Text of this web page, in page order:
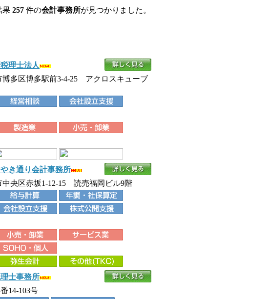
果 257 件の会計事務所が見つかりました。
理士法人
博多区博多駅前3-4-25 アクロスキューブ
き通り会計事務所
中央区赤坂1-12-15 読売福岡ビル9階
士事務所
14-103号